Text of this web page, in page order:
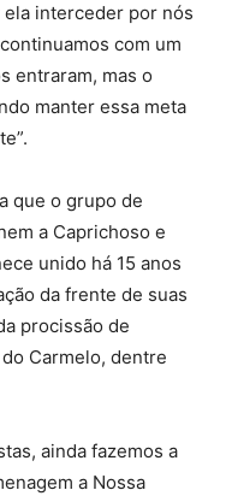
ela interceder por nós
com um
entraram, mas o
manter essa meta
que o grupo de
a Caprichoso e
unido há 15 anos
da frente de suas
procissão de
Carmelo, dentre
ainda fazemos a
a Nossa